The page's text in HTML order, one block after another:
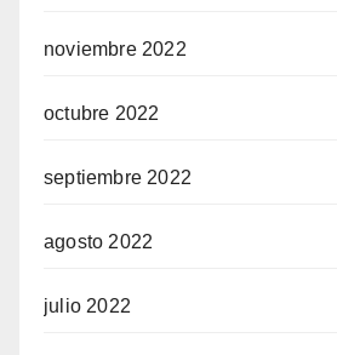
noviembre 2022
octubre 2022
septiembre 2022
agosto 2022
julio 2022